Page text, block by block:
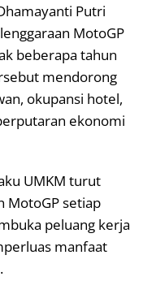
Putri
MotoGP
beberapa tahun
mendorong
okupansi hotel,
ekonomi
UMKM turut
MotoGP setiap
peluang kerja
manfaat